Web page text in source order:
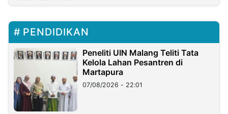
PENDIDIKAN
Peneliti UIN Malang Teliti Tata
Kelola Lahan Pesantren di
Martapura
07/08/2026 - 22:01